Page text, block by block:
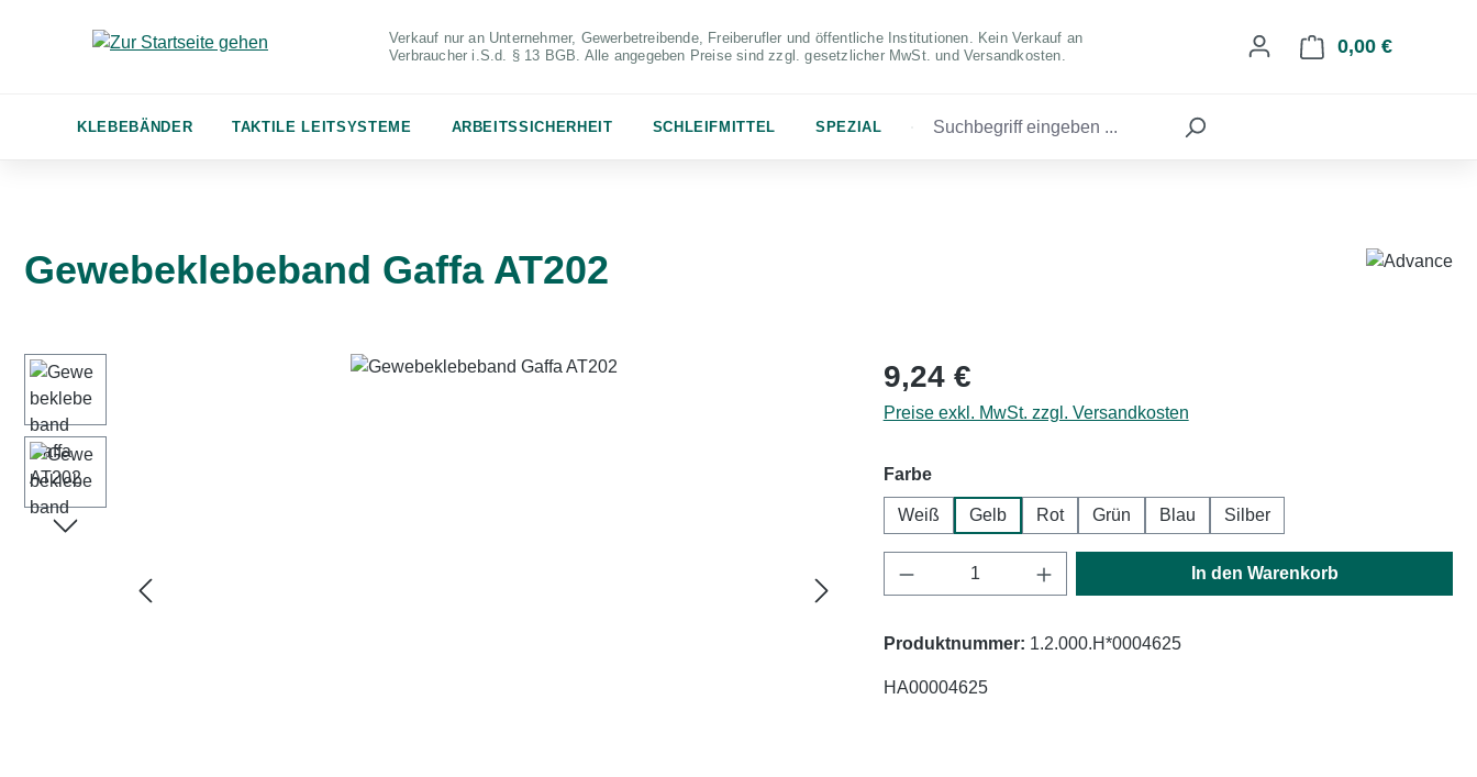
Verkauf nur an Unternehmer, Gewerbetreibende, Freiberufler und öffentliche Institutionen. Kein Verkauf an
Verbraucher i.S.d. § 13 BGB. Alle angegeben Preise sind zzgl. gesetzlicher MwSt. und Versandkosten. 0,00 €
KLEBEBÄNDER TAKTILE LEITSYSTEME ARBEITSSICHERHEIT SCHLEIFMITTEL SPEZIAL
Gewebeklebeband Gaffa AT202
Bildergalerie überspringen Regulärer Preis:
9,24 €
Preise exkl. MwSt. zzgl. Versandkosten
Farbeauswählen
Weiß Gelb Rot Grün Blau Silber
Produkt Anzahl: Gib den gewünschten Wert ein
In den Warenkorb
Produktnummer: 1.2.000.H*0004625
HA00004625